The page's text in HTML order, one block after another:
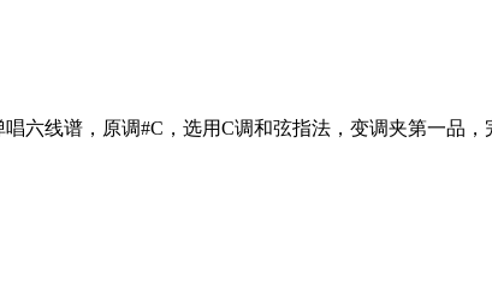
六线谱，原调#C，选用C调和弦指法，变调夹第一品